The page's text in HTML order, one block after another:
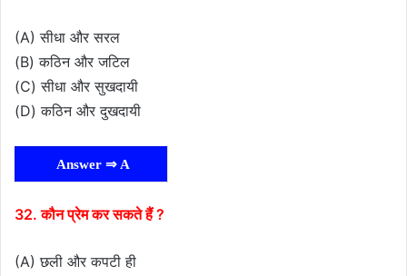
(A) सीधा और सरल
(B) कठिन और जटिल
(C) सीधा और सुखदायी
(D) कठिन और दुखदायी
Answer ⇒ A
32. कौन प्रेम कर सकते हैं ?
(A) छली और कपटी ही